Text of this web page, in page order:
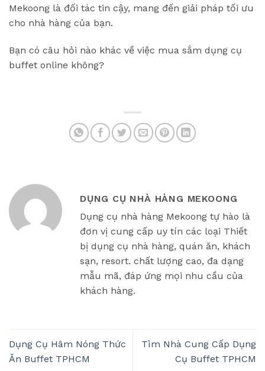
Mekoong là đối tác tin cậy, mang đến giải pháp tối ưu
cho nhà hàng của bạn.
Bạn có câu hỏi nào khác về việc mua sắm dụng cụ
buffet online không?
DỤNG CỤ NHÀ HÀNG MEKOONG
Dụng cụ nhà hàng Mekoong tự hào là
đơn vị cung cấp uy tín các loại Thiết
bị dụng cụ nhà hàng, quán ăn, khách
sạn, resort. chất lượng cao, đa dạng
mẫu mã, đáp ứng mọi nhu cầu của
khách hàng.
Dụng Cụ Hâm Nóng Thức
Ăn Buffet TPHCM
Tìm Nhà Cung Cấp Dụng
Cụ Buffet TPHCM